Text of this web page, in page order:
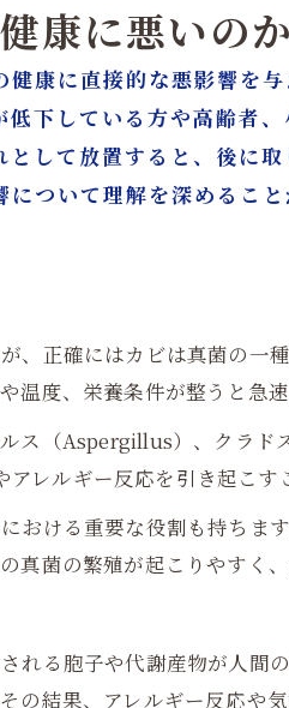
解消するには？「根拠に基
策のワンストップがなぜ重
「菌そのもの」へアプローチ
防ぐために必要な知識と行
カビバスターズ大阪／カビ
康に悪いの
康に直接的な悪影響を
下している方や高齢者
して放置すると、後に
ついて理解を深めること
、正確にはカビは真菌の
度、栄養条件が整うと急速
ス（Aspergillus）、クラ
レルギー反応を引き起こす
おける重要な役割も持ちま
菌の繁殖が起こりやすく
れる胞子や代謝産物が人間
結果、アレルギー反応や